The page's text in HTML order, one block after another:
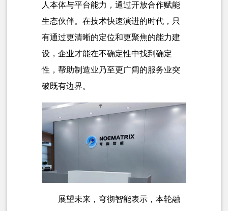
人本体与平台能力，通过开放合作赋能
生态伙伴。在技术快速演进的时代，只
有通过更清晰的定位和更聚焦的能力建
设，企业才能在不确定性中找到确定
性，帮助制造业乃至更广阔的服务业突
破既有边界。
展望未来，穹彻智能表示，本轮融